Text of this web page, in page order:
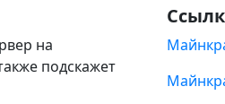
на
подскажет